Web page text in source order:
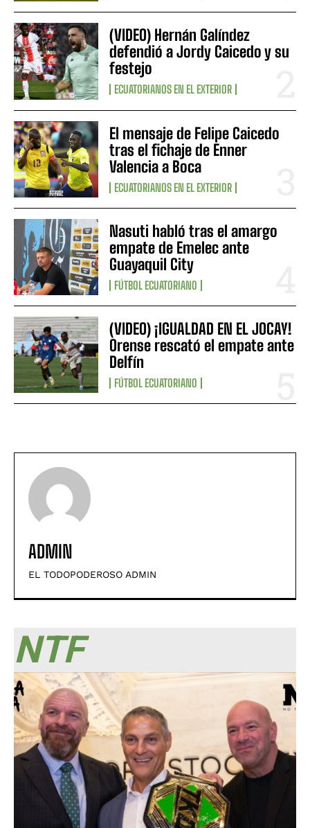
(VIDEO) Hernán Galíndez
defendió a Jordy Caicedo y su
festejo
ECUATORIANOS EN EL EXTERIOR
El mensaje de Felipe Caicedo
tras el fichaje de Enner
Valencia a Boca
ECUATORIANOS EN EL EXTERIOR
Nasuti habló tras el amargo
empate de Emelec ante
Guayaquil City
FÚTBOL ECUATORIANO
(VIDEO) ¡IGUALDAD EN EL JOCAY!
Orense rescató el empate ante
Delfín
FÚTBOL ECUATORIANO
ADMIN
EL TODOPODEROSO ADMIN
NTF